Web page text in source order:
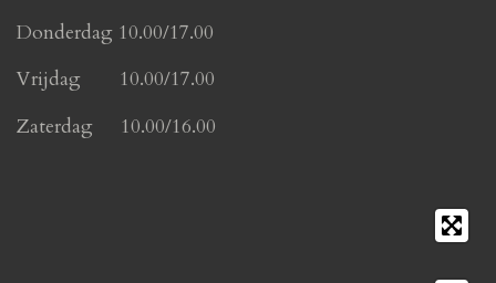
Donderdag 10.00/17.00
Vrijdag 10.00/17.00
Zaterdag 10.00/16.00